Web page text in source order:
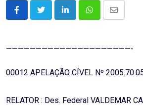
LinkedInWhatsappShare
—————————————————————-
00012 APELAÇÃO CÍVEL Nº
RELATOR : Des. Federal VALDEMAR